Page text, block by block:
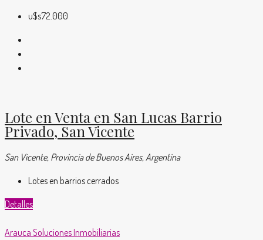
u$s72.000
Lote en Venta en San Lucas Barrio
Privado, San Vicente
San Vicente, Provincia de Buenos Aires, Argentina
Lotes en barrios cerrados
Detalles
Arauca Soluciones Inmobiliarias